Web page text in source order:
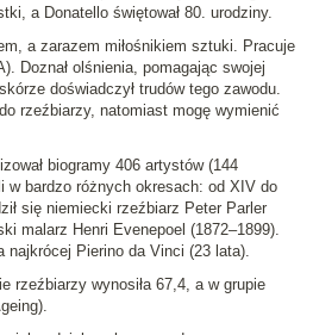
a Donatello świętował 80. urodziny.
a zarazem miłośnikiem sztuki. Pracuje
Doznał olśnienia, pomagając swojej
doświadczył trudów tego zawodu.
rzeźbiarzy, natomiast mogę wymienić
biogramy 406 artystów(144
w bardzo różnych okresach: od XIV do
się niemiecki rzeźbiarz Peter Parler
malarz Henri Evenepoel (1872–1899).
najkrócej Pierino da Vinci (23 lata).
rzeźbiarzy wynosiła 67,4, a w grupie
).